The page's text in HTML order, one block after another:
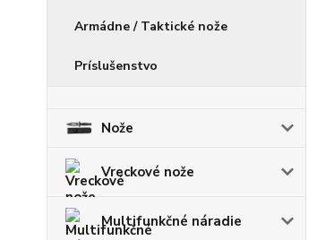
Armádne / Taktické nože
Príslušenstvo
Nože
Vreckové nože
Multifunkčné náradie